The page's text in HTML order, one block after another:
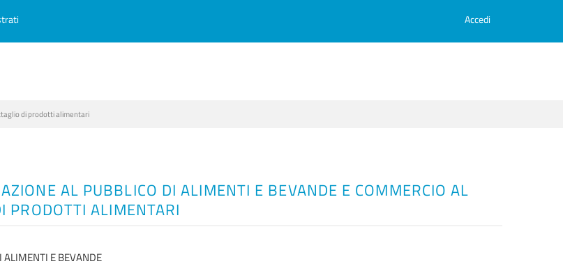
di prodotti alimentari
Accedi
AL PUBBLICO DI ALIMENTI E BEVANDE E COMMERCIO AL
PRODOTTI ALIMENTARI
E BEVANDE